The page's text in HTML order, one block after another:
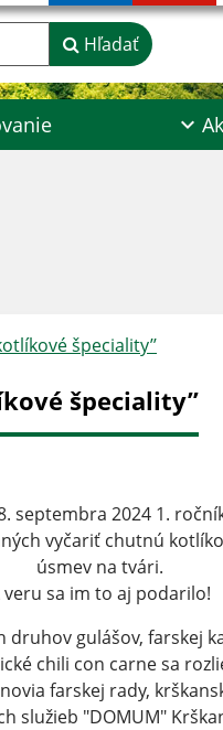
Hľadať
špeciality’’
špeciality’’
septembra 2024 1.
vyčariť chutnú
úsmev na tvári.
veru sa im to aj podarilo!
druhov gulášov, farskej
chili con carne sa
farskej rady,
služieb "DOMUM"